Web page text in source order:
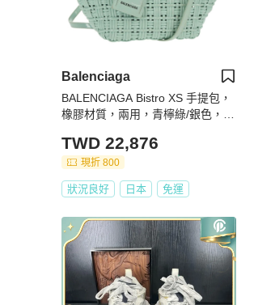
Balenciaga
BALENCIAGA Bistro XS 手提包，
橡膠材質，兩用，青檸綠/銀色，貨
TWD 22,876
現折 800
狀況良好 日本 免運